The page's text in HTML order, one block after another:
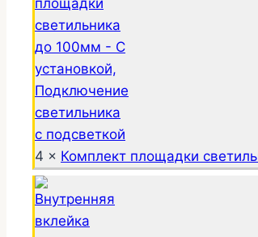
4 × Комплект площадки